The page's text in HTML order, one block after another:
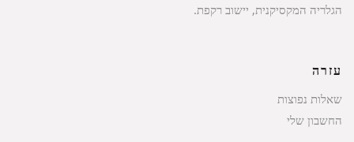
הגלריה המקסיקנית, יישוב רקפת.
עזרה
שאלות נפוצות
החשבון שלי